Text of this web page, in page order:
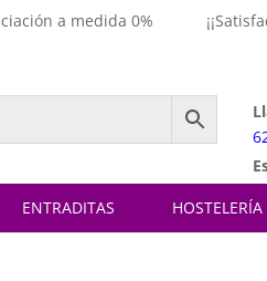
a medida 0%
ENTRADITAS HOSTELERÍA